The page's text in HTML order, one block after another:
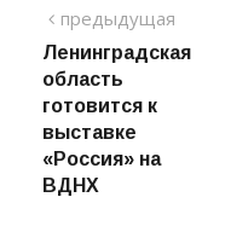
Навигация
по
записям
предыдущая
Ленинградская
область
готовится к
выставке
«Россия» на
ВДНХ